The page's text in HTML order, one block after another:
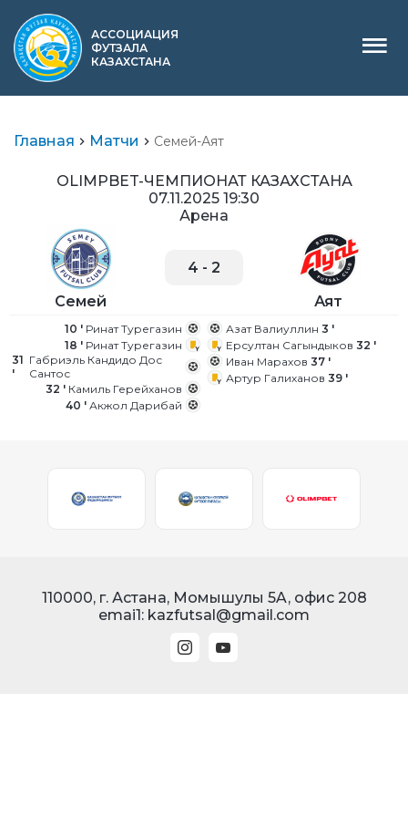
АССОЦИАЦИЯ
ФУТЗАЛА
КАЗАХСТАНА
Главная Матчи Семей-Аят
OLIMPBET-ЧЕМПИОНАТ КАЗАХСТАНА
07.11.2025 19:30
Арена
Семей
4 - 2
Аят
10 ' Ринат Турегазин
18 ' Ринат Турегазин
31
'
Габриэль Кандидо Дос
Сантос
32 ' Камиль Герейханов
40 ' Акжол Дарибай
Азат Валиуллин 3 '
Ерсултан Сагындыков 32 '
Иван Марахов 37 '
Артур Галиханов 39 '
110000, г. Астана, Момышулы 5A, офис 208
emai1: kazfutsal@gmail.com
Қазақша